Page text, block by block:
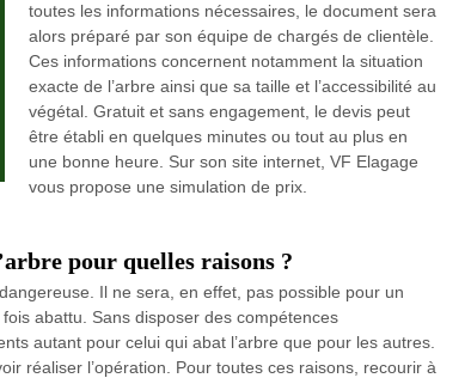
toutes les informations nécessaires, le document sera
alors préparé par son équipe de chargés de clientèle.
Ces informations concernent notamment la situation
exacte de l’arbre ainsi que sa taille et l’accessibilité au
végétal. Gratuit et sans engagement, le devis peut
être établi en quelques minutes ou tout au plus en
une bonne heure. Sur son site internet, VF Elagage
vous propose une simulation de prix.
pour quelles raisons ?
Il ne sera, en effet, pas possible pour un
abattu. Sans disposer des compétences
autant pour celui qui abat l’arbre que pour les autres.
réaliser l’opération. Pour toutes ces raisons, recourir à